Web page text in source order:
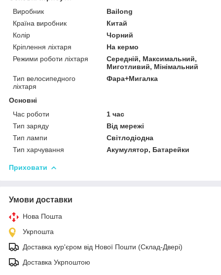
Виробник
Bailong
Країна виробник
Китай
Колір
Чорний
Кріплення ліхтаря
На кермо
Режими роботи ліхтаря
Середній, Максимальний,
Миготливий, Мінімальний
Тип велосипедного
ліхтаря
Фара+Мигалка
Основні
Час роботи
1 час
Тип заряду
Від мережі
Тип лампи
Світлодіодна
Тип харчування
Акумулятор, Батарейки
Приховати
Умови доставки
Нова Пошта
Укрпошта
Доставка кур'єром від Нової Пошти (Склад-Двері)
Доставка Укрпоштою